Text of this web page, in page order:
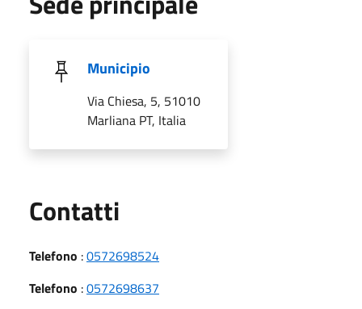
Municipio
Via Chiesa, 5, 51010
Marliana PT, Italia
Contatti
Telefono :0572698524
Telefono :0572698637